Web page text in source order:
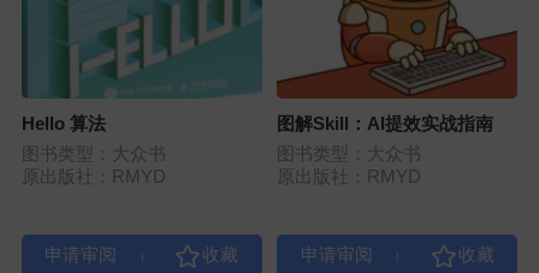
Hello 算法
图书类型：大众书
原出版社：RMYD
图解Skill：AI提效实战指南
图书类型：大众书
原出版社：RMYD